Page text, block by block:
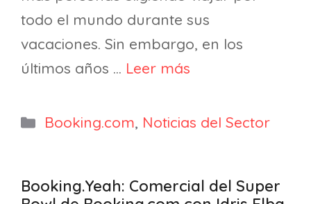
todo el mundo durante sus
vacaciones. Sin embargo, en los
últimos años … Leer más
Categorías
Booking.com, Noticias del Sector
Booking.Yeah: Comercial del Super